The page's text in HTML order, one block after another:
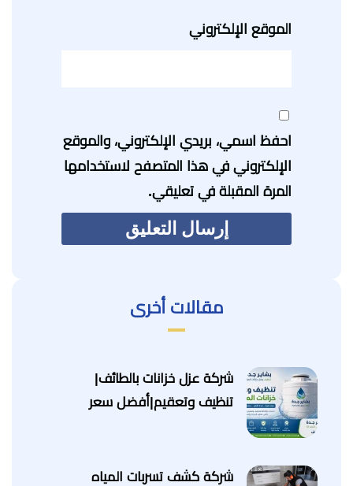
الموقع الإلكتروني
احفظ اسمي، بريدي الإلكتروني، والموقع
الإلكتروني في هذا المتصفح لاستخدامها
المرة المقبلة في تعليقي.
مقالات أخرى
شركة عزل خزانات بالطائف|
تنظيف وتعقيم|أفضل سعر
شركة كشف تسربات المياه